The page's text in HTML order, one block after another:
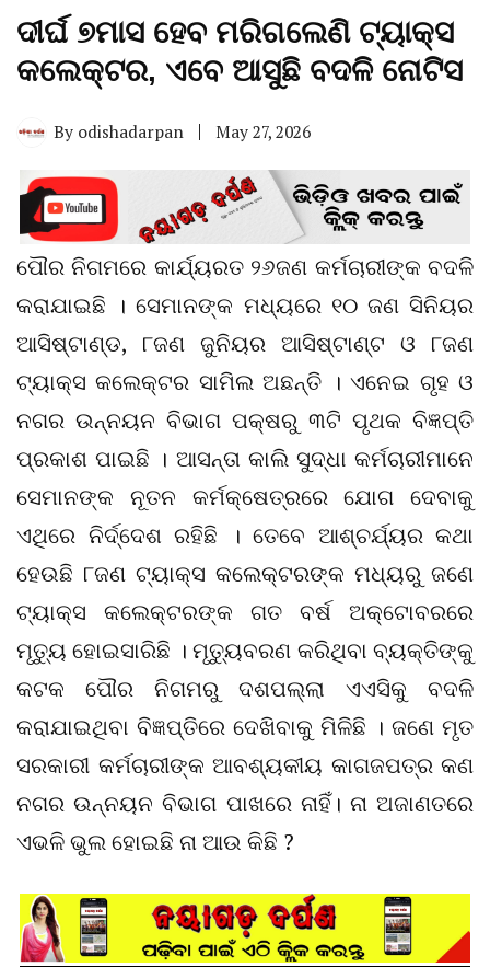
ଦୀର୍ଘ ୭ମାସ ହେବ ମରିଗଲେଣି ଟ୍ୟାକ୍ସ
କଲେକ୍ଟର, ଏବେ ଆସୁଛି ବଦଳି ନୋଟିସ
By odishadarpan May 27, 2026
ପୌର ନିଗମରେ କାର୍ଯ୍ୟରତ ୨୬ଜଣ କର୍ମଚାରୀଙ୍କ ବଦଳି
କରାଯାଇଛି । ସେମାନଙ୍କ ମଧ୍ୟରେ ୧୦ ଜଣ ସିନିୟର
ଆସିଷ୍ଟାଣ୍ଡ, ୮ଜଣ ଜୁନିୟର ଆସିଷ୍ଟାଣ୍ଟ ଓ ୮ଜଣ
ଟ୍ୟାକ୍ସ କଲେକ୍ଟର ସାମିଲ ଅଛନ୍ତି । ଏନେଇ ଗୃହ ଓ
ନଗର ଉନ୍ନୟନ ବିଭାଗ ପକ୍ଷରୁ ୩ଟି ପୃଥକ ବିଜ୍ଞପ୍ତି
ପ୍ରକାଶ ପାଇଛି । ଆସନ୍ତା କାଲି ସୁଦ୍ଧା କର୍ମଚାରୀମାନେ
ସେମାନଙ୍କ ନୂତନ କର୍ମକ୍ଷେତ୍ରରେ ଯୋଗ ଦେବାକୁ
ଏଥିରେ ନିର୍ଦ୍ଦେଶ ରହିଛି । ତେବେ ଆଶ୍ଚର୍ଯ୍ୟର କଥା
ହେଉଛି ୮ଜଣ ଟ୍ୟାକ୍ସ କଲେକ୍ଟରଙ୍କ ମଧ୍ୟରୁ ଜଣେ
ଟ୍ୟାକ୍ସ କଲେକ୍ଟରଙ୍କ ଗତ ବର୍ଷ ଅକ୍ଟୋବରରେ
ମୃତ୍ୟୁ ହୋଇସାରିଛି । ମୃତ୍ୟୁବରଣ କରିଥିବା ବ୍ୟକ୍ତିଙ୍କୁ
କଟକ ପୌର ନିଗମରୁ ଦଶପଲ୍ଲା ଏଏସିକୁ ବଦଳି
କରାଯାଇଥିବା ବିଜ୍ଞପ୍ତିରେ ଦେଖିବାକୁ ମିଳିଛି । ଜଣେ ମୃତ
ସରକାରୀ କର୍ମଚାରୀଙ୍କ ଆବଶ୍ୟକୀୟ କାଗଜପତ୍ର କଣ
ନଗର ଉନ୍ନୟନ ବିଭାଗ ପାଖରେ ନାହିଁ। ନା ଅଜାଣତରେ
ଏଭଳି ଭୁଲ ହୋଇଛି ନା ଆଉ କିଛି ?